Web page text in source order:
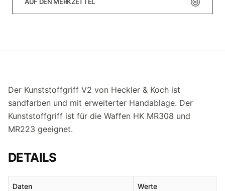
AUF DEN MERKZETTEL
Der Kunststoffgriff V2 von Heckler & Koch ist
sandfarben und mit erweiterter Handablage. Der
Kunststoffgriff ist für die Waffen HK MR308 und
MR223 geeignet.
DETAILS
Daten Werte